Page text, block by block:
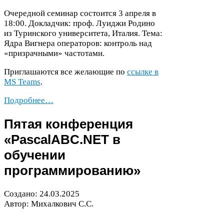
Очередной семинар состоится 3 апреля в
18:00. Докладчик: проф. Луиджи Родино
из Туринского университета, Италия. Тема:
Ядра Вигнера операторов: контроль над
«призрачными» частотами.
Приглашаются все желающие по ссылке в
MS Teams.
Подробнее…
Пятая конференция
«Pas​cal​ABC​.NET в
обучении
программированию»
Создано: 24.03.2025
Автор: Михалкович С.С.